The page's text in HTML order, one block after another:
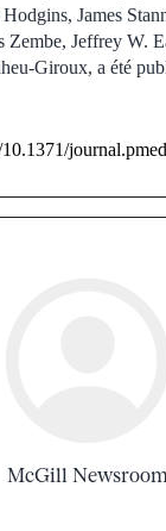
James
Zembe, Jeffrey W.
Giroux, a été
McGill